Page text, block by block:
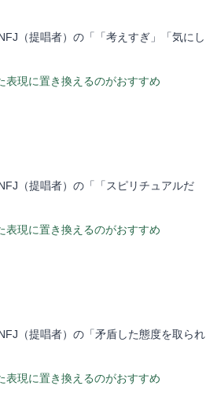
（提唱者）の「「考えすぎ」「気にし
表現に置き換えるのがおすすめ
（提唱者）の「「スピリチュアルだ
表現に置き換えるのがおすすめ
（提唱者）の「矛盾した態度を取られ
表現に置き換えるのがおすすめ